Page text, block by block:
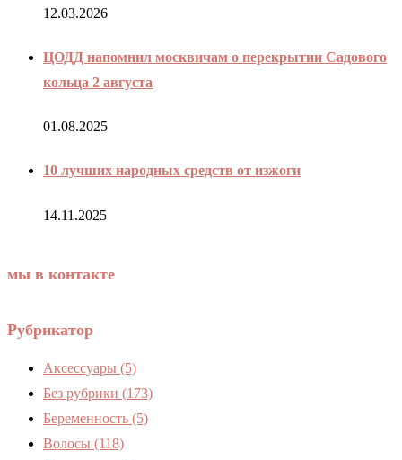
12.03.2026
ЦОДД напомнил москвичам о перекрытии Садового
кольца 2 августа
01.08.2025
10 лучших народных средств от изжоги
14.11.2025
мы в контакте
Рубрикатор
Аксессуары (5)
Без рубрики (173)
Беременность (5)
Волосы (118)